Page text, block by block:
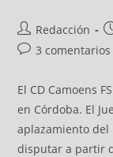
Redacción
3 comentarios
El CD Camoens
en Córdoba. El
aplazamiento
disputar a partir